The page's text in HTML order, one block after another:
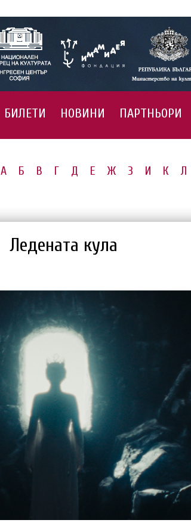
БИЛЕТИ НОВИНИ ПАРТНЬОРИ
А Б В Г Д Е Ж З И К Л
Ледената кула